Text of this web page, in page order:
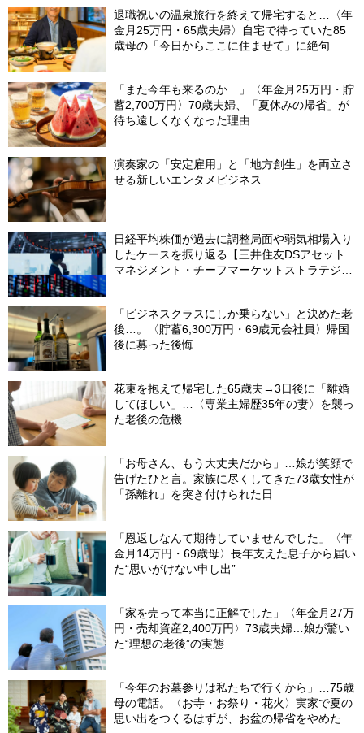
退職祝いの温泉旅行を終えて帰宅すると…〈年
金月25万円・65歳夫婦〉自宅で待っていた85
歳母の「今日からここに住ませて」に絶句
「また今年も来るのか…」〈年金月25万円・貯
蓄2,700万円〉70歳夫婦、「夏休みの帰省」が
待ち遠しくなくなった理由
演奏家の「安定雇用」と「地方創生」を両立さ
せる新しいエンタメビジネス
日経平均株価が過去に調整局面や弱気相場入り
したケースを振り返る【三井住友DSアセット
マネジメント・チーフマーケットストラテジス
「ビジネスクラスにしか乗らない」と決めた老
後…。〈貯蓄6,300万円・69歳元会社員〉帰国
後に募った後悔
花束を抱えて帰宅した65歳夫→3日後に「離婚
してほしい」…〈専業主婦歴35年の妻〉を襲っ
た老後の危機
「お母さん、もう大丈夫だから」…娘が笑顔で
告げたひと言。家族に尽くしてきた73歳女性が
「孫離れ」を突き付けられた日
「恩返しなんて期待していませんでした」〈年
金月14万円・69歳母〉長年支えた息子から届い
た“思いがけない申し出”
「家を売って本当に正解でした」〈年金月27万
円・売却資産2,400万円〉73歳夫婦…娘が驚い
た“理想の老後”の実態
「今年のお墓参りは私たちで行くから」…75歳
母の電話。〈お寺・お祭り・花火〉実家で夏の
思い出をつくるはずが、お盆の帰省をやめた理